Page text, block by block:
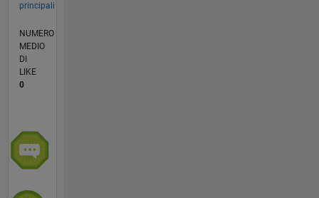
principali
NUMERO
MEDIO
DI
LIKE
0